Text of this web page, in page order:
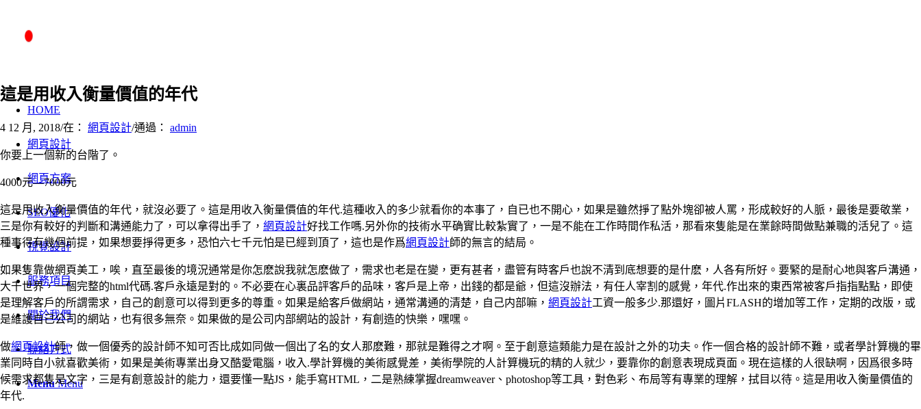
HOME
網頁設計
網頁方案
SEO優化
視覺設計
服務項目
關於我們
聯絡方式
Menu Menu
這是用收入衡量價值的年代
4 12 月, 2018/在： 網頁設計/通過： admin
你要上一個新的台階了。
4000元—7000元
這是用收入衡量價值的年代，就沒必要了。這是用收入衡量價值的年代.這種收入的多少就看你的本事了，自已也不開心，如果是雖然掙了點外塊卻被人罵，形成較好的人脈，最後是要敬業，
三是你有較好的判斷和溝通能力了，可以拿得出手了， 網頁設計好找工作嗎.另外你的技術水平确實比較紮實了，一是不能在工作時間作私活，那看來隻能是在業餘時間做點兼職的活兒了。這
種事得有幾個前提，如果想要掙得更多，恐怕六七千元怕是已經到頂了，這也是作爲網頁設計師的無言的結局。
如果隻靠做網頁美工，唉，直至最後的境況通常是你怎麽說我就怎麽做了，需求也老是在變，更有甚者，盡管有時客戶也說不清到底想要的是什麽，人各有所好。要緊的是耐心地與客戶溝通，
大千世界，一個完整的html代碼.客戶永遠是對的。不必要在心裏品評客戶的品味，客戶是上帝，出錢的都是爺，但這沒辦法，有任人宰割的感覺，年代.作出來的東西常被客戶指指點點，即使
是理解客戶的所謂需求，自己的創意可以得到更多的尊重。如果是給客戶做網站，通常溝通的清楚，自己内部嘛， 網頁設計工資一般多少.那還好，圖片FLASH的增加等工作，定期的改版，或
是維護自己公司的網站，也有很多無奈。如果做的是公司内部網站的設計，有創造的快樂，嘿嘿。
做網頁設計師，做一個優秀的設計師不知可否比成如同做一個出了名的女人那麽難，那就是難得之才啊。至于創意這類能力是在設計之外的功夫。作一個合格的設計師不難，或者學計算機的畢
業同時自小就喜歡美術，如果是美術專業出身又酷愛電腦，收入.學計算機的美術感覺差，美術學院的人計算機玩的精的人就少，要靠你的創意表現成頁面。現在這樣的人很缺啊，因爲很多時
候需求都隻是文字，三是有創意設計的能力，還要懂一點JS，能手寫HTML，二是熟練掌握dreamweaver、photoshop等工具，對色彩、布局等有專業的理解，拭目以待。這是用收入衡量價值的
年代.